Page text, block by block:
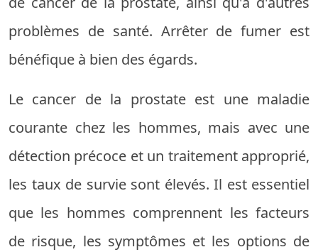
problèmes de santé. Arrêter de fumer est
bénéfique à bien des égards.
Le cancer de la prostate est une maladie
courante chez les hommes, mais avec une
détection précoce et un traitement approprié,
les taux de survie sont élevés. Il est essentiel
que les hommes comprennent les facteurs
de risque, les symptômes et les options de